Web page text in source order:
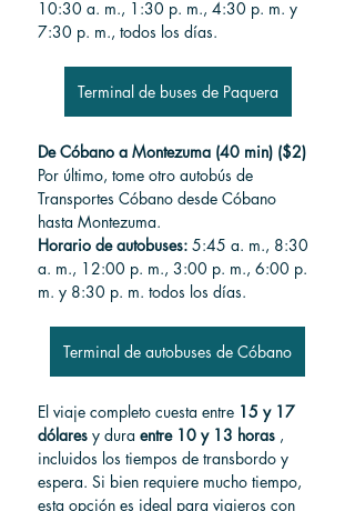
10:30 a. m., 1:30 p. m., 4:30 p. m. y
7:30 p. m., todos los días.
Terminal de buses de Paquera
De Cóbano a Montezuma (40 min) ($2)
Por último, tome otro autobús de
Transportes Cóbano desde Cóbano
hasta Montezuma.
Horario de autobuses: 5:45 a. m., 8:30
a. m., 12:00 p. m., 3:00 p. m., 6:00 p.
m. y 8:30 p. m. todos los días.
Terminal de autobuses de Cóbano
El viaje completo cuesta entre 15 y 17
dólares y dura entre 10 y 13 horas ,
incluidos los tiempos de transbordo y
espera. Si bien requiere mucho tiempo,
esta opción es ideal para viajeros con